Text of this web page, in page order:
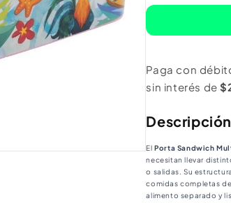
Porta
Moana
2
Paga con
sin interés de
Descripción
ElPorta Sandwich
necesitan llevar
o salidas. Su
comidas completas
alimento separado y